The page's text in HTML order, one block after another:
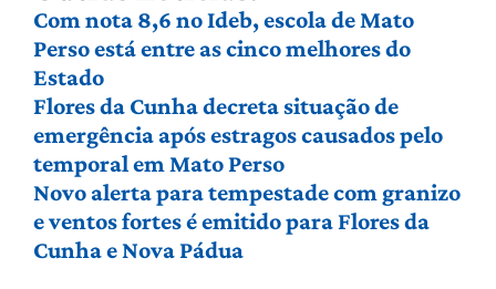
Com nota 8,6 no Ideb, escola de Mato
Perso está entre as cinco melhores do
Estado
Flores da Cunha decreta situação de
emergência após estragos causados pelo
temporal em Mato Perso
Novo alerta para tempestade com granizo
e ventos fortes é emitido para Flores da
Cunha e Nova Pádua